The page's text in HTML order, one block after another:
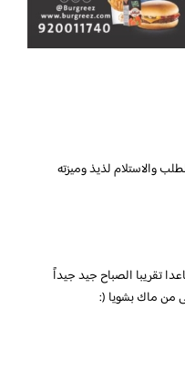
والاستلام لذيذ وميزته
مافيه الدوام ٢٤ ساعه ماعدا تقريبا الصباح جيد جيداً
من ماك بشويا (: